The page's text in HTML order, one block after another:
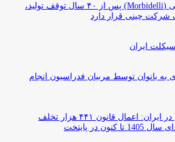
برند قدیمی موربیدلی (Morbidelli) پس از ۴۰ سال توقف تولید،
شرکت چینی قرار دارد
ایران
بانوان توسط مربیان فدراسیون انجام
فاجعه موتورسواری در ایران: اعمال قانون ۴۴۱ هزار تخلف
در پایتخت